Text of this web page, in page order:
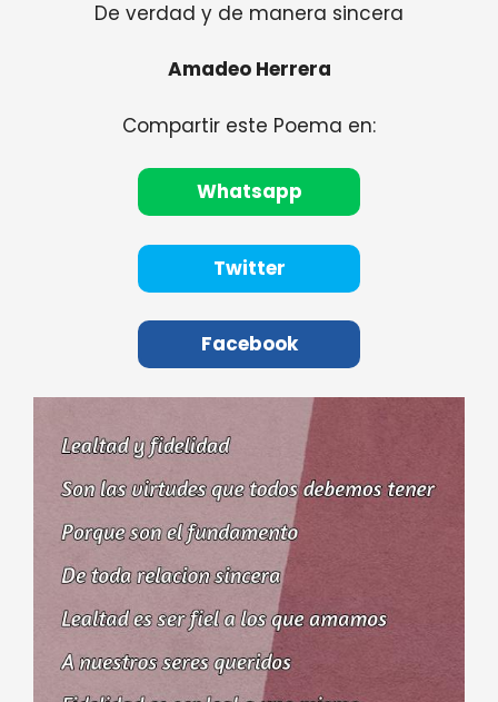
De verdad y de manera sincera
Amadeo Herrera
Compartir este Poema en:
Whatsapp
Twitter
Facebook